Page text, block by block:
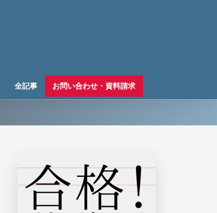
全記事 お問い合わせ・資料請求